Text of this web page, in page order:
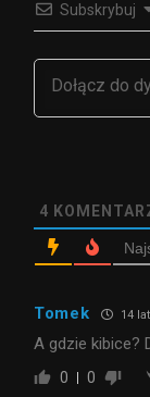
Subskrybuj
4
Tomek 14
A gdzie kibice?
0 0